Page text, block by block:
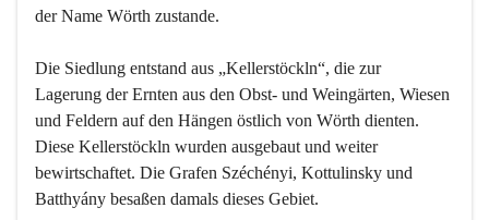
der Name Wörth zustande.
Die Siedlung entstand aus „Kellerstöckln“, die zur
Lagerung der Ernten aus den Obst- und Weingärten, Wiesen
und Feldern auf den Hängen östlich von Wörth dienten.
Diese Kellerstöckln wurden ausgebaut und weiter
bewirtschaftet. Die Grafen Széchényi, Kottulinsky und
Batthyány besaßen damals dieses Gebiet.